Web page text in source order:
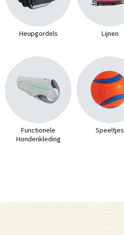
Heupgordels Lijnen
Functionele
Hondenkleding
Speeltjes